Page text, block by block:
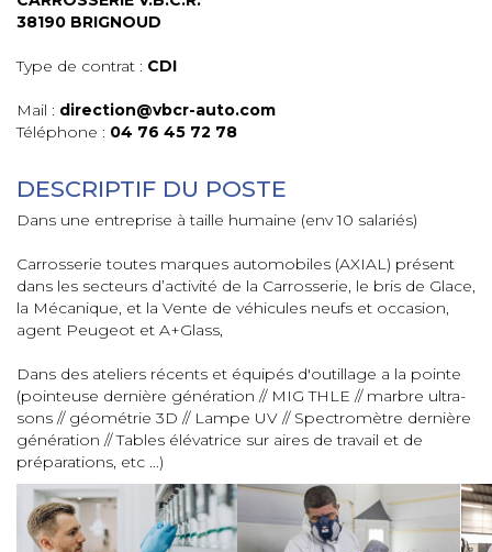
38190 BRIGNOUD
Type de contrat : CDI
Mail : direction@vbcr-auto.com
Téléphone : 04 76 45 72 78
DESCRIPTIF DU POSTE
Dans une entreprise à taille humaine (env 10 salariés)
Carrosserie toutes marques automobiles (AXIAL) présent
dans les secteurs d’activité de la Carrosserie, le bris de Glace,
la Mécanique, et la Vente de véhicules neufs et occasion,
agent Peugeot et A+Glass,
Dans des ateliers récents et équipés d'outillage a la pointe
(pointeuse dernière génération // MIG THLE // marbre ultra-
sons // géométrie 3D // Lampe UV // Spectromètre dernière
génération // Tables élévatrice sur aires de travail et de
préparations, etc ...)